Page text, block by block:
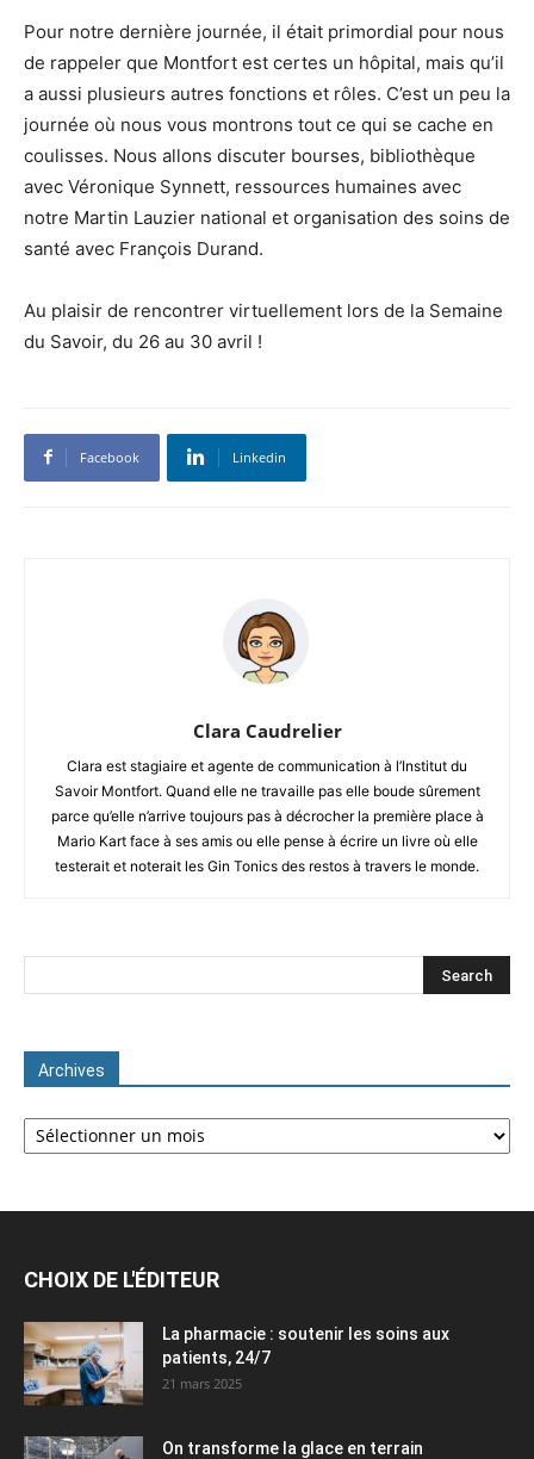
Pour notre dernière journée, il était primordial pour nous
de rappeler que Montfort est certes un hôpital, mais qu’il
a aussi plusieurs autres fonctions et rôles. C’est un peu la
journée où nous vous montrons tout ce qui se cache en
coulisses. Nous allons discuter bourses, bibliothèque
avec Véronique Synnett, ressources humaines avec
notre Martin Lauzier national et organisation des soins de
santé avec François Durand.
Au plaisir de rencontrer virtuellement lors de la Semaine
du Savoir, du 26 au 30 avril !
Facebook Linkedin
Clara Caudrelier
Clara est stagiaire et agente de communication à l’Institut du
Savoir Montfort. Quand elle ne travaille pas elle boude sûrement
parce qu’elle n’arrive toujours pas à décrocher la première place à
Mario Kart face à ses amis ou elle pense à écrire un livre où elle
testerait et noterait les Gin Tonics des restos à travers le monde.
Archives
Archives
CHOIX DE L'ÉDITEUR
La pharmacie : soutenir les soins aux
patients, 24/7
21 mars 2025
On transforme la glace en terrain